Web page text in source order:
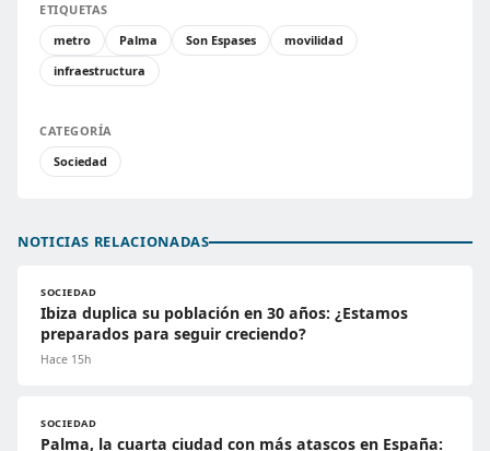
ETIQUETAS
metro
Palma Son Espases
movilidad
infraestructura
CATEGORÍA
Sociedad
NOTICIAS RELACIONADAS
SOCIEDAD
Ibiza duplica su población en 30 años: ¿Estamos
preparados para seguir creciendo?
Hace 15h
SOCIEDAD
Palma, la cuarta ciudad con más atascos en España: